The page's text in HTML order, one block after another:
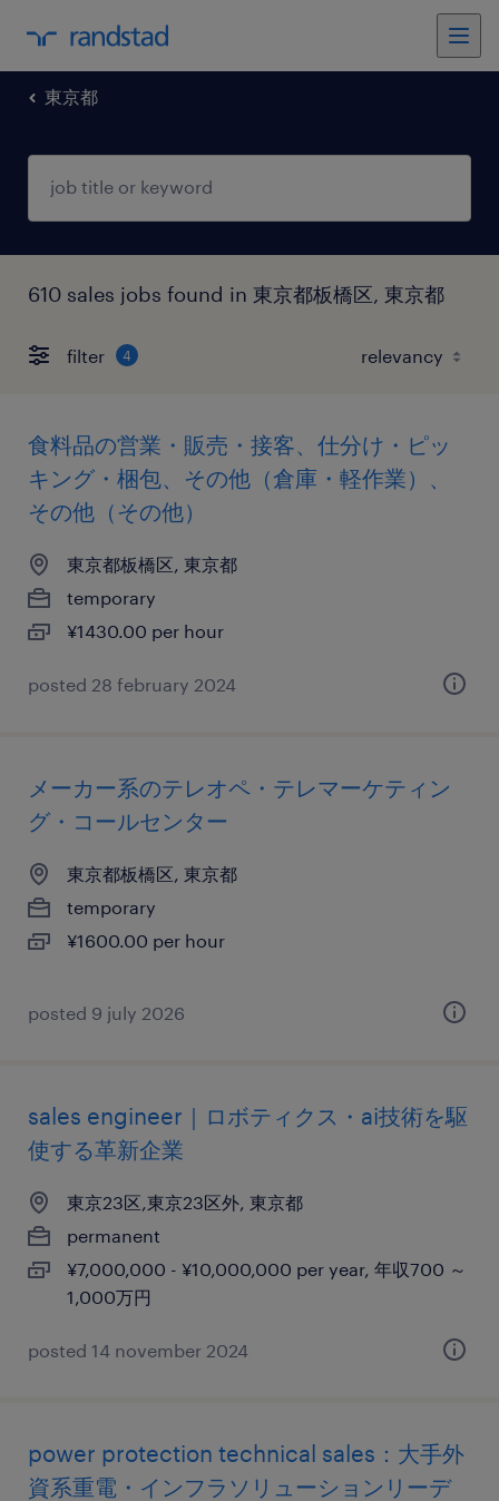
東京都
610 sales jobs found in 東京都板橋区, 東京都
filter 4
食料品の営業・販売・接客、仕分け・ピッ
キング・梱包、その他（倉庫・軽作業）、
その他（その他）
東京都板橋区, 東京都
temporary
¥1430.00 per hour
posted 28 february 2024
メーカー系のテレオペ・テレマーケティン
グ・コールセンター
東京都板橋区, 東京都
temporary
¥1600.00 per hour
posted 9 july 2026
sales engineer｜ロボティクス・ai技術を駆
使する革新企業
東京23区,東京23区外, 東京都
permanent
¥7,000,000 - ¥10,000,000 per year, 年収700 ～
1,000万円
posted 14 november 2024
power protection technical sales：大手外
資系重電・インフラソリューションリーデ